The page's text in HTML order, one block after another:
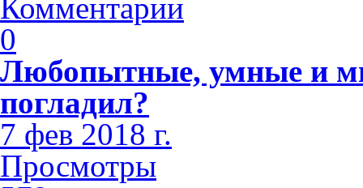
Комментарии
0
Любопытные, умные и
погладил?
7 фев 2018 г.
Просмотры